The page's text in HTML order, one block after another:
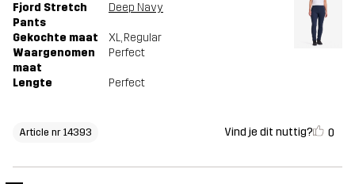
Fjord Stretch
Pants
Deep Navy
Gekochte maat XL, Regular
Waargenomen
maat
Perfect
Lengte Perfect
Article nr 14393 Vind je dit nuttig? 0